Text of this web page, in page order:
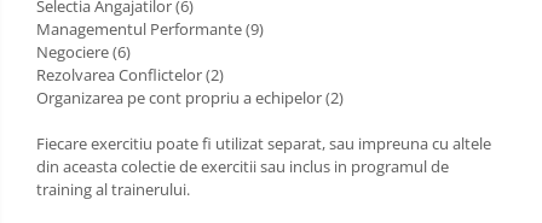
Selectia Angajatilor (6)
Managementul Performante (9)
Negociere (6)
Rezolvarea Conflictelor (2)
Organizarea pe cont propriu a echipelor (2)
Fiecare exercitiu poate fi utilizat separat, sau impreuna cu altele
din aceasta colectie de exercitii sau inclus in programul de
training al trainerului.